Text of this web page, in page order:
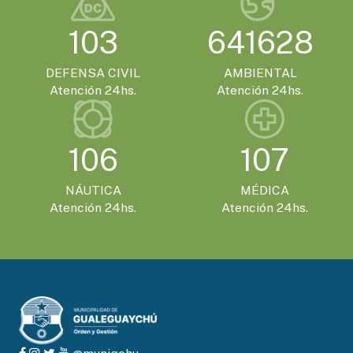
SÁBADO 21 DE NOVIEMBRE - 20:00HS.
El Encuentro Batuque celebra su 4ª edición
en Gualeguaychú
103
DEFENSA CIVIL
Atención 24hs.
641628
AMBIENTAL
Atención 24hs.
106
NÁUTICA
Atención 24hs.
107
MÉDICA
Atención 24hs.